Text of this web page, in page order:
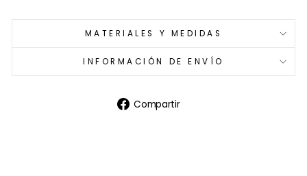
MATERIALES Y MEDIDAS
INFORMACIÓN DE ENVÍO
Compartir